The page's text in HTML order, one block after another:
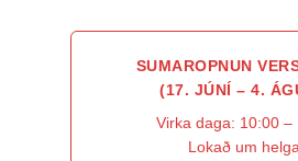
SUMAROPNUN
(17. JÚNÍ – 4.
Virka daga: 10:00 –
Lokað um